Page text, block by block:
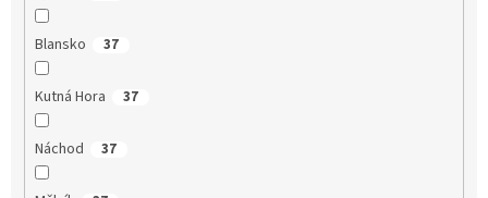
Blansko 37
Kutná Hora 37
Náchod 37